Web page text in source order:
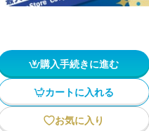
購入手続きに進む
カートに入れる
お気に入り